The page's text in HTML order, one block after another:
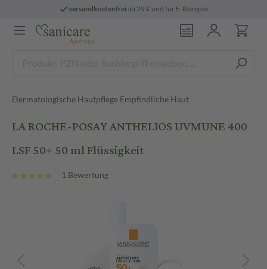
versandkostenfreiab 29 € und für E-Rezepte
Dermatologische Hautpflege Empfindliche Haut
LA ROCHE-POSAY ANTHELIOS UVMUNE 400
LSF 50+ 50 ml Flüssigkeit
1 Bewertung